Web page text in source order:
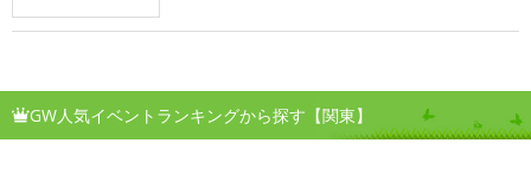
GW人気イベントランキングから探す【関東】